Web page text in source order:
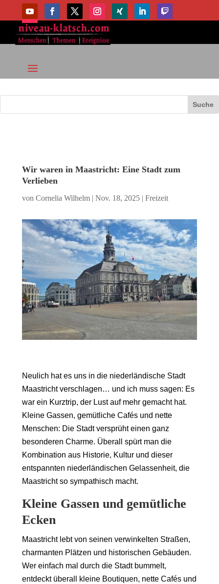
Wir waren in Maastricht: Eine Stadt zum
Verlieben
von Cornelia Wilhelm| Nov. 18, 2025| Freizeit
Neulich hat es uns in die niederländische Stadt
Maastricht verschlagen… und ich muss sagen: Es
war ein Kurztrip, der Lust auf mehr gemacht hat.
Kleine Gassen, gemütliche Cafés und nette
Menschen: Die Stadt versprüht einen ganz
besonderen Charme. Überall spürt man die
Kombination aus Historie, Kultur und dieser
entspannten niederländischen Gelassenheit, die
Maastricht so sympathisch macht.
Kleine Gassen und gemütliche
Ecken
Maastricht lebt von seinen verwinkelten Straßen,
charmanten Plätzen und historischen Gebäuden.
Wer einfach mal durch die Stadt bummelt,
entdeckt überall kleine Boutiquen, nette Cafés und